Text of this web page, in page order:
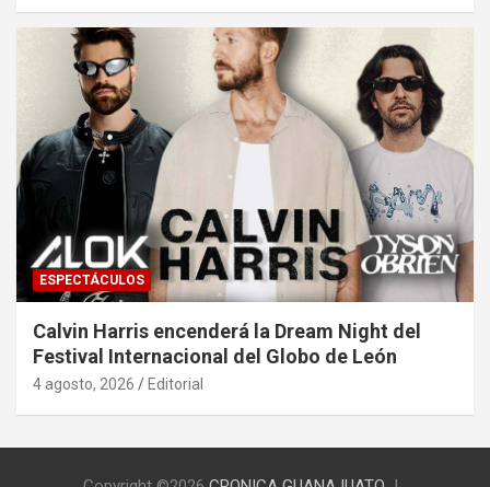
ESPECTÁCULOS
Calvin Harris encenderá la Dream Night del
Festival Internacional del Globo de León
4 agosto, 2026 Editorial